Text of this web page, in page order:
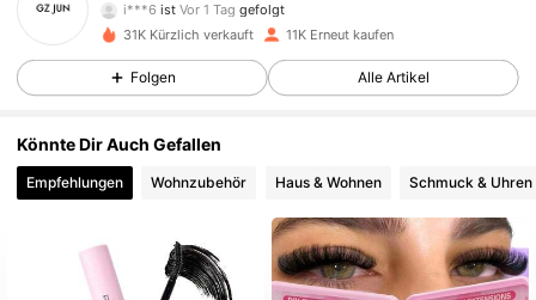
i***6 ist Vor 1 Tag gefolgt
4,90 433 Follower
31K Kürzlich verkauft 11K Erneut kaufen
Folgen Alle Artikel
Könnte Dir Auch Gefallen
Empfehlungen Wohnzubehör Haus & Wohnen Schmuck & Uhren